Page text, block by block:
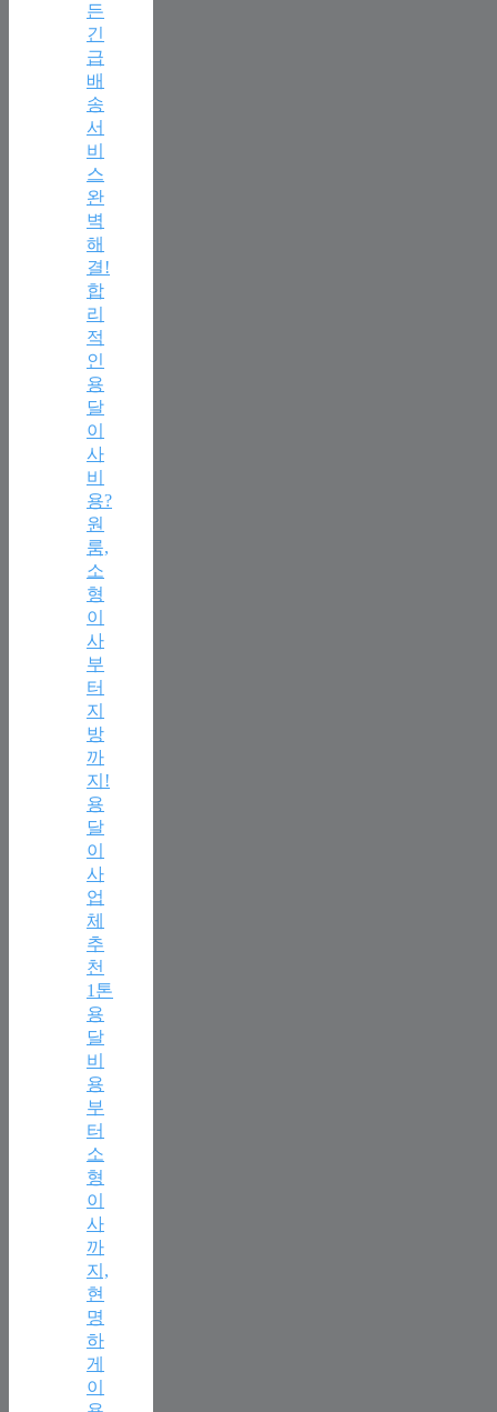
든
긴
급
배
송
서
비
스
완
벽
해
결!
합
리
적
인
용
달
이
사
비
용?
원
룸,
소
형
이
사
부
터
지
방
까
지!
용
달
이
사
업
체
추
천
1톤
용
달
비
용
부
터
소
형
이
사
까
지,
현
명
하
게
이